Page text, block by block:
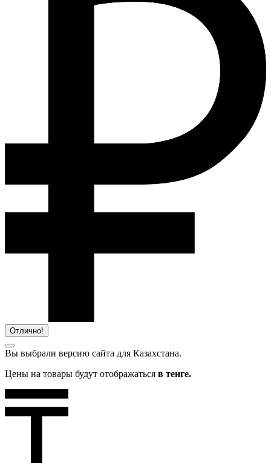
Отлично!
Вы выбрали версию сайта для Казахстана.
Цены на товары будут отображаться в тенге.